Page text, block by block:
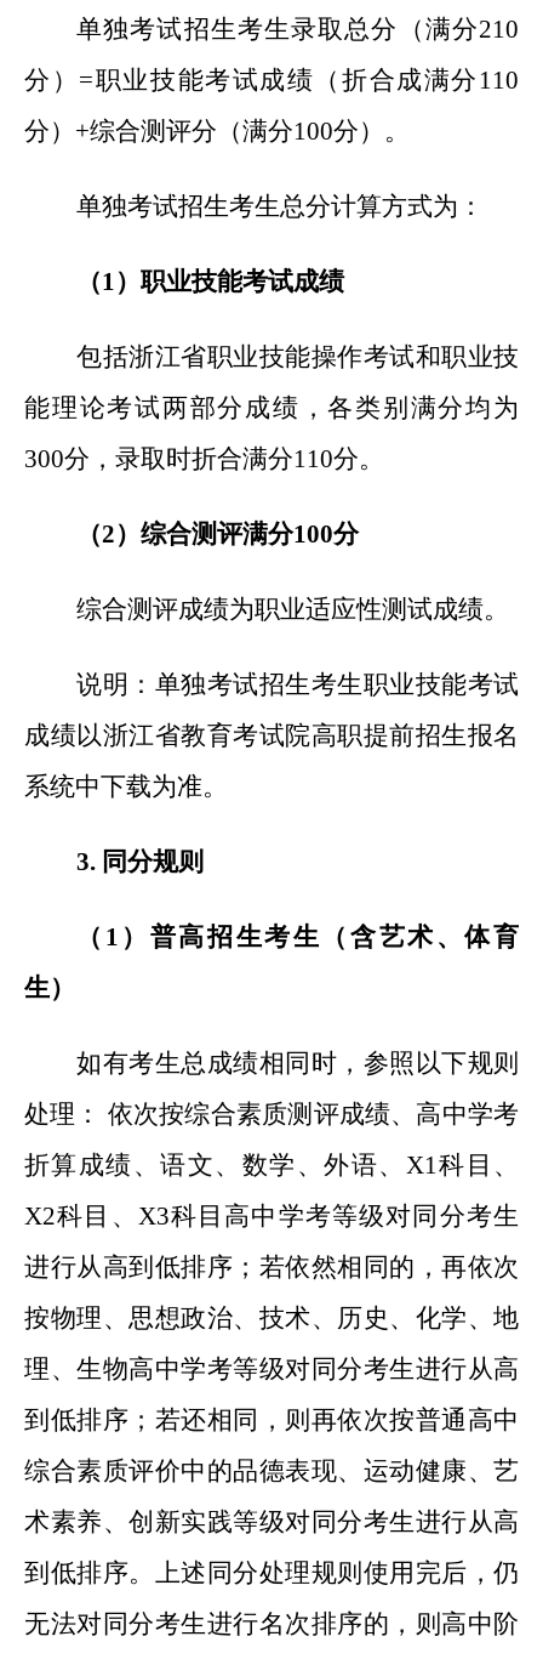
单独考试招生考生录取总分（满分210
分）=职业技能考试成绩（折合成满分110
分）+综合测评分（满分100分）。
单独考试招生考生总分计算方式为：
（1）职业技能考试成绩
包括浙江省职业技能操作考试和职业技
能理论考试两部分成绩，各类别满分均为
300分，录取时折合满分110分。
（2）综合测评满分100分
综合测评成绩为职业适应性测试成绩。
说明：单独考试招生考生职业技能考试
成绩以浙江省教育考试院高职提前招生报名
系统中下载为准。
3. 同分规则
（1）普高招生考生（含艺术、体育
生）
如有考生总成绩相同时，参照以下规则
处理： 依次按综合素质测评成绩、高中学考
折算成绩、语文、数学、外语、X1科目、
X2科目、X3科目高中学考等级对同分考生
进行从高到低排序；若依然相同的，再依次
按物理、思想政治、技术、历史、化学、地
理、生物高中学考等级对同分考生进行从高
到低排序；若还相同，则再依次按普通高中
综合素质评价中的品德表现、运动健康、艺
术素养、创新实践等级对同分考生进行从高
到低排序。上述同分处理规则使用完后，仍
无法对同分考生进行名次排序的，则高中阶